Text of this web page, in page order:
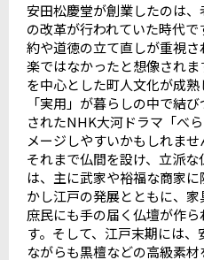
安田松慶堂が創業したのは
の改革が行われていた時代
約や道徳の立て直しが重視
楽ではなかったと想像され
を中心とした町人文化が成熟
「実用」が暮らしの中で結
されたNHK大河ドラマ「べ
メージしやすいかもしれませ
それまで仏間を設け、立派
は、主に武家や裕福な商家
かし江戸の発展とともに、家
庶民にも手の届く仏壇が作
す。そして、江戸末期には
ながらも黒檀などの高級素材